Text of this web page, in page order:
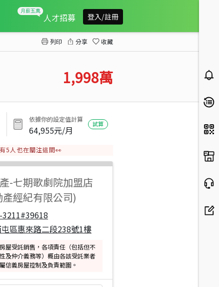
人才招募 登入/註冊
列印 分享 收藏
1,998萬
依據你的設定值計算
64,955元/月
試算
有5 人也在關注這間👀
-七期歌劇院加盟店
經紀有限公司)
區惠來路二段238號1樓
屋受託銷售，各項責任（包括但不
及仲介義務等）概由各該受託業者
信義房屋控制及負責範圍。